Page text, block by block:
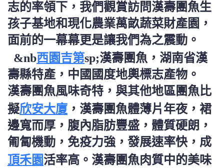
志的率領下，我們觀賞訪問漢壽團魚生
孩子基地和現化農業萬畝蔬菜財產園，
面前的一幕幕更是讓我們為之震動。
&nb西園吉第sp;漢壽團魚，湖南省漢
壽縣特產，中國國度地輿標志產物。
漢壽團魚風味奇特，與其他地區團魚比
擬欣安大廈 ，漢壽團魚體薄片年夜，裙
邊寬而厚，腹內脂肪豐盛，體質硬朗，
匍匐機動，免疫力強，發展速率快，成
頂禾園活率高。漢壽團魚肉質中的美味